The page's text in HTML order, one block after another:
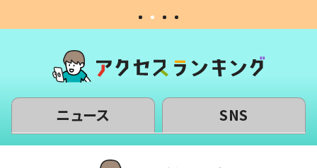
ニュース SNS